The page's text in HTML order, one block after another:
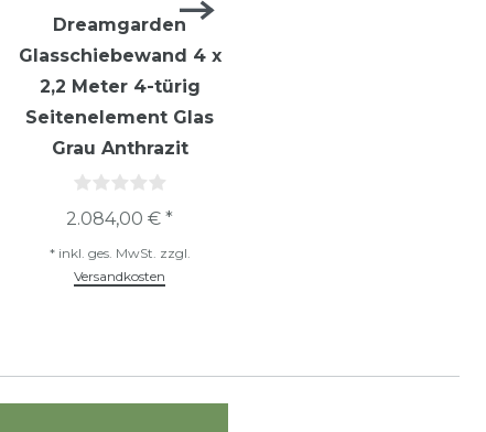
Dreamgarden
Glasschiebewand 4 x
2,2 Meter 4-türig
Seitenelement Glas
Grau Anthrazit
2.084,00 € *
* inkl. ges. MwSt. zzgl.
Versandkosten